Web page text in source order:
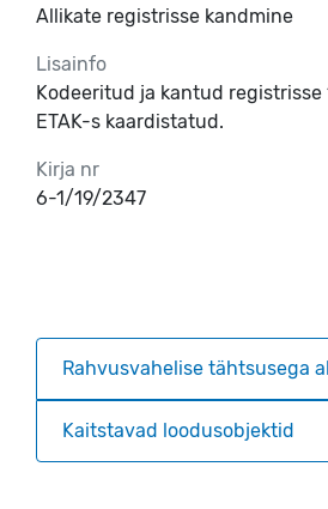
Allikate registrisse kandmine
Lisainfo
Kodeeritud ja kantud registrisse
ETAK-s kaardistatud.
Kirja nr
6-1/19/2347
Rahvusvahelise tähtsusega
Kaitstavad loodusobjektid